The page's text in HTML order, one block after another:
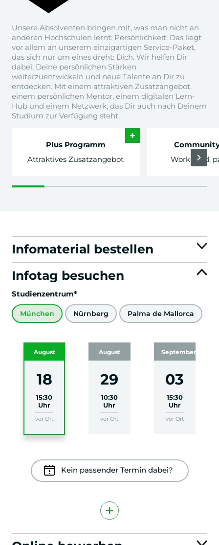
Unsere Absolventen bringen mit, was man nicht an
anderen Hochschulen lernt: Persönlichkeit. Das liegt
vor allem an unserem einzigartigen Service-Paket,
das sich nur um eines dreht: Dich. Wir helfen Dir
dabei, Deine persönlichen Stärken
weiterzuentwickeln und neue Talente an Dir zu
entdecken. Mit einem attraktiven Zusatzangebot,
einem persönlichen Mentor, einem digitalen Lern-
Hub und einem Netzwerk, das Dir auch nach Deinem
Studium zur Verfügung steht.
+
Plus Programm
Attraktives Zusatzangebot
Work hard,
Infomaterial bestellen
Infotag besuchen
Studienzentrum*
München Nürnberg Palma de Mallorca
August
18
15:30
Uhr
vor Ort
August
29
10:30
Uhr
vor Ort
September
03
15:30
Uhr
vor Ort
Kein passender Termin dabei?